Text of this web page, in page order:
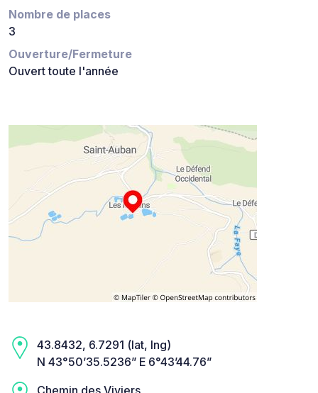
Nombre de places
3
Ouverture/Fermeture
Ouvert toute l'année
43.8432, 6.7291 (lat, lng)
N 43°50’35.5236” E 6°43’44.76”